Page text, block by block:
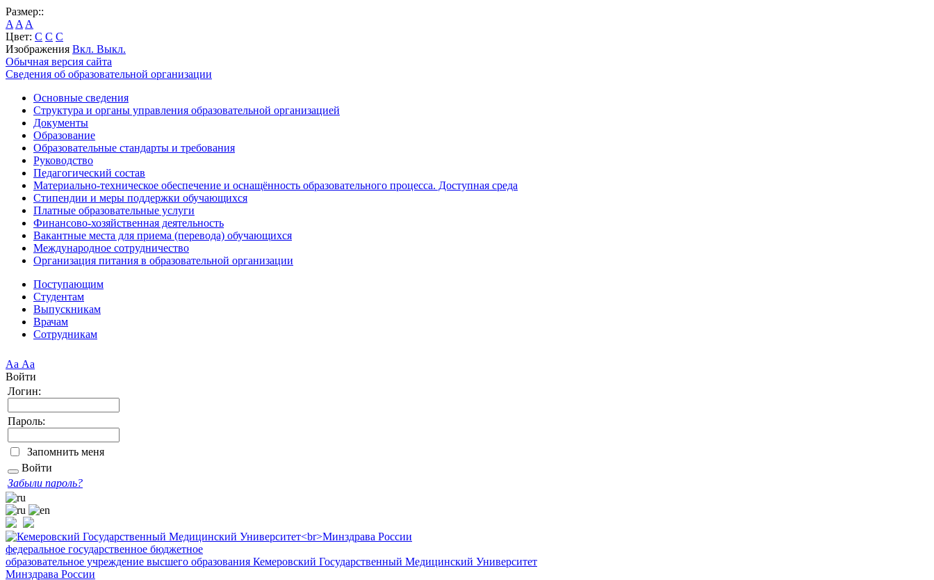
Размер::
A A A
Цвет: C C C
Изображения Вкл. Выкл.
Обычная версия сайта
Сведения об образовательной организации
Основные сведения
Структура и органы управления образовательной организацией
Документы
Образование
Образовательные стандарты и требования
Руководство
Педагогический состав
Материально-техническое обеспечение и оснащённость образовательного процесса. Доступная среда
Стипендии и меры поддержки обучающихся
Платные образовательные услуги
Финансово-хозяйственная деятельность
Вакантные места для приема (перевода) обучающихся
Международное сотрудничество
Организация питания в образовательной организации
Поступающим
Студентам
Выпускникам
Врачам
Сотрудникам
Аа Аа
Войти
Логин:
Пароль:
Запомнить меня
Войти
Забыли пароль?
федеральное государственное бюджетное
образовательное учреждение высшего образования Кемеровский Государственный Медицинский Университет
Минздрава России